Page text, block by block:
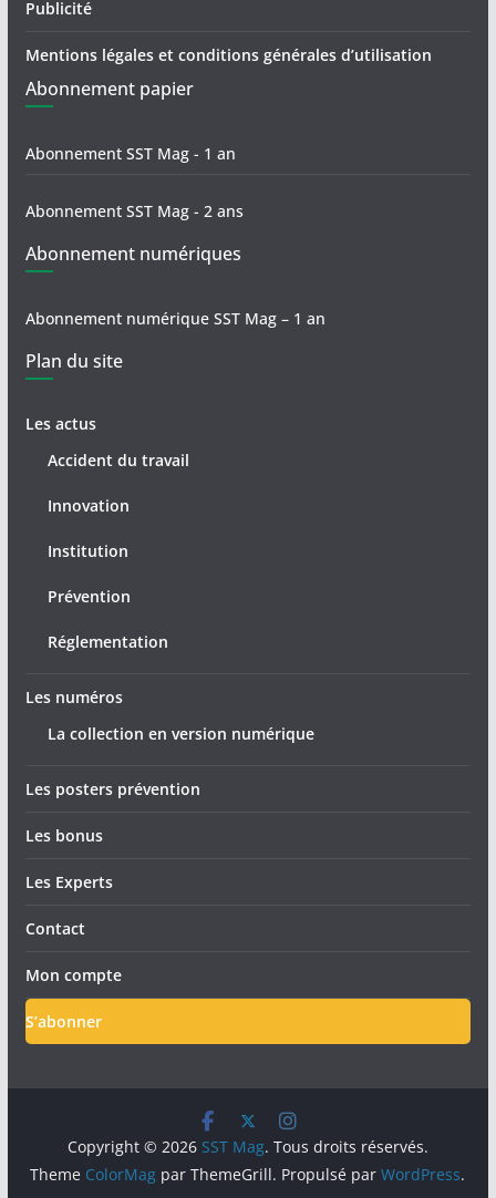
Publicité
Mentions légales et conditions générales d’utilisation
Abonnement papier
Abonnement SST Mag - 1 an
Abonnement SST Mag - 2 ans
Abonnement numériques
Abonnement numérique SST Mag – 1 an
Plan du site
Les actus
Accident du travail
Innovation
Institution
Prévention
Réglementation
Les numéros
La collection en version numérique
Les posters prévention
Les bonus
Les Experts
Contact
Mon compte
S’abonner
Copyright © 2026 SST Mag. Tous droits réservés.
Theme ColorMag par ThemeGrill. Propulsé parWordPress.